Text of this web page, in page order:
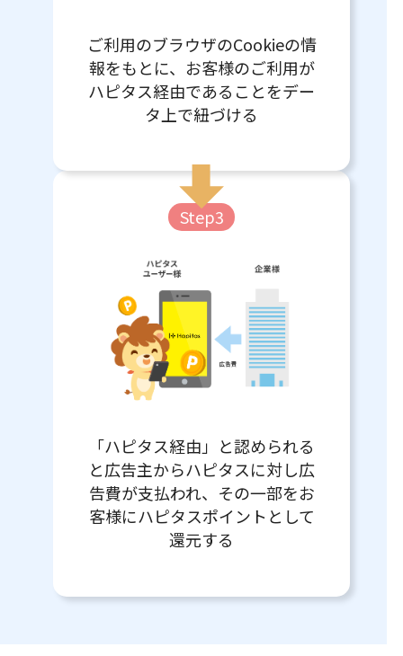
ご利用のブラウザのCookieの情
報をもとに、お客様のご利用が
ハピタス経由であることをデー
タ上で紐づける
Step3
「ハピタス経由」と認められる
と広告主からハピタスに対し広
告費が支払われ、その一部をお
客様にハピタスポイントとして
還元する